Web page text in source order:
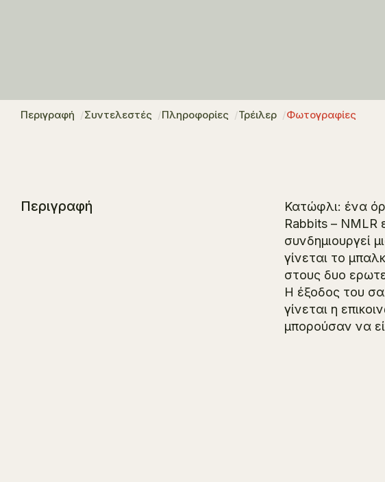
Περιγραφή Συντελεστές Πληροφορίες Τρέιλερ Φωτογραφίες
Περιγραφή
Κατώφλι: ένα
Rabbits – NMLR
συνδημιουργεί
γίνεται το
στους δυο
Η έξοδος του
γίνεται η
μπορούσαν να